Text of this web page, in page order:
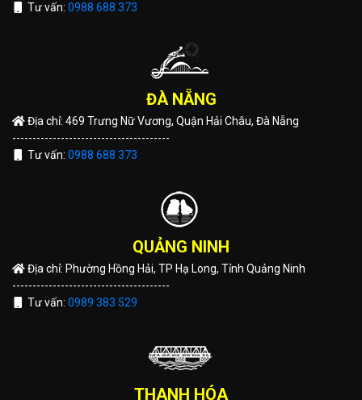
Tư vấn: 0988 688 373
ĐÀ NẴNG
Địa chỉ: 469 Trưng Nữ Vương, Quận Hải Châu, Đà Nẵng
---------------------------------------
Tư vấn: 0988 688 373
QUẢNG NINH
Địa chỉ: Phường Hồng Hải, TP Hạ Long, Tỉnh Quảng Ninh
---------------------------------------
Tư vấn: 0989 383 529
THANH HÓA